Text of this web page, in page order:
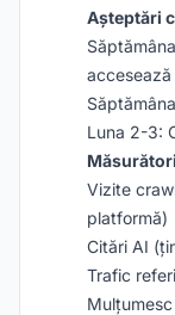
Așteptări
Luna 2-3:
Vizite
platformă)
Citări AI
Trafic